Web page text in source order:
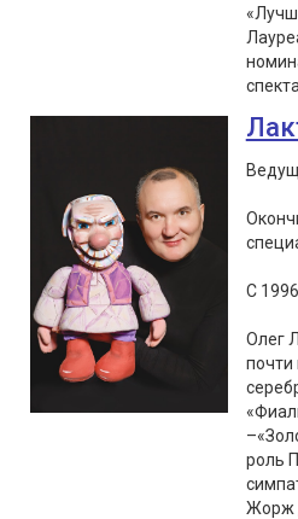
С
Олег
почти
роль
Жорж